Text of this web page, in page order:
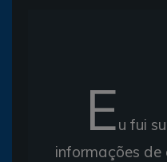
Eu fui
informações